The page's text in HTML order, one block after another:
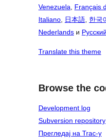
Venezuela
Français
Italiano
日本語 한국
Nederlands и Русский
Translate this theme
Browse the
Development log
Subversion repository
Прегледај на Trac-у